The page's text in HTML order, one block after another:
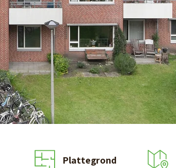
Plattegrond